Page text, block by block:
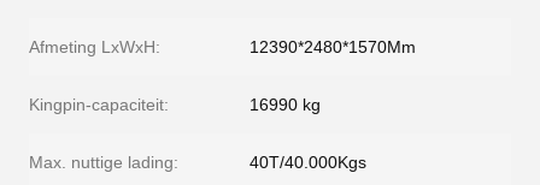
Afmeting LxWxH: 12390*2480*1570Mm
Kingpin-capaciteit: 16990 kg
Max. nuttige lading: 40T/40.000Kgs